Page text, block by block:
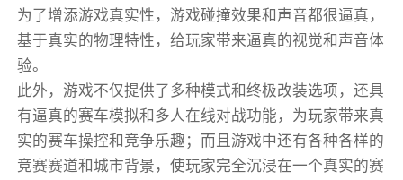
为了增添游戏真实性，游戏碰撞效果和声音都很逼真，
基于真实的物理特性，给玩家带来逼真的视觉和声音体
验。
此外，游戏不仅提供了多种模式和终极改装选项，还具
有逼真的赛车模拟和多人在线对战功能，为玩家带来真
实的赛车操控和竞争乐趣；而且游戏中还有各种各样的
竞赛赛道和城市背景，使玩家完全沉浸在一个真实的赛